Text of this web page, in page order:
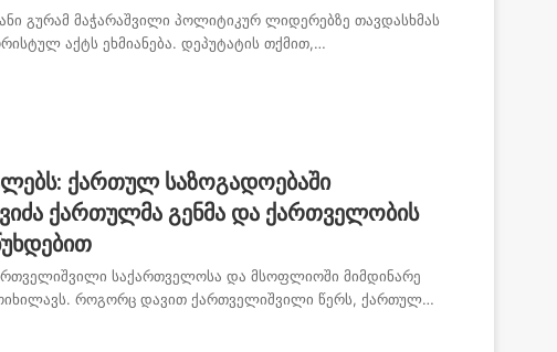
გურამ მაჭარაშვილი პოლიტიკურ ლიდერებზე თავდასხმას
აქტს ეხმიანება. დეპუტატის თქმით,…
ქართულ საზოგადოებაში
ქართულმა გენმა და ქართველობის
საქართველოსა და მსოფლიოში მიმდინარე
როგორც დავით ქართველიშვილი წერს, ქართულ…